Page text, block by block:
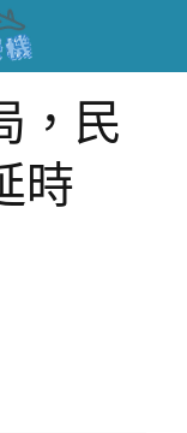
，民
時